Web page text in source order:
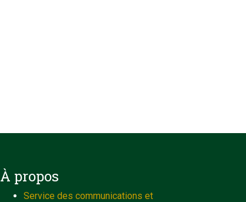
À propos
Service des communications et